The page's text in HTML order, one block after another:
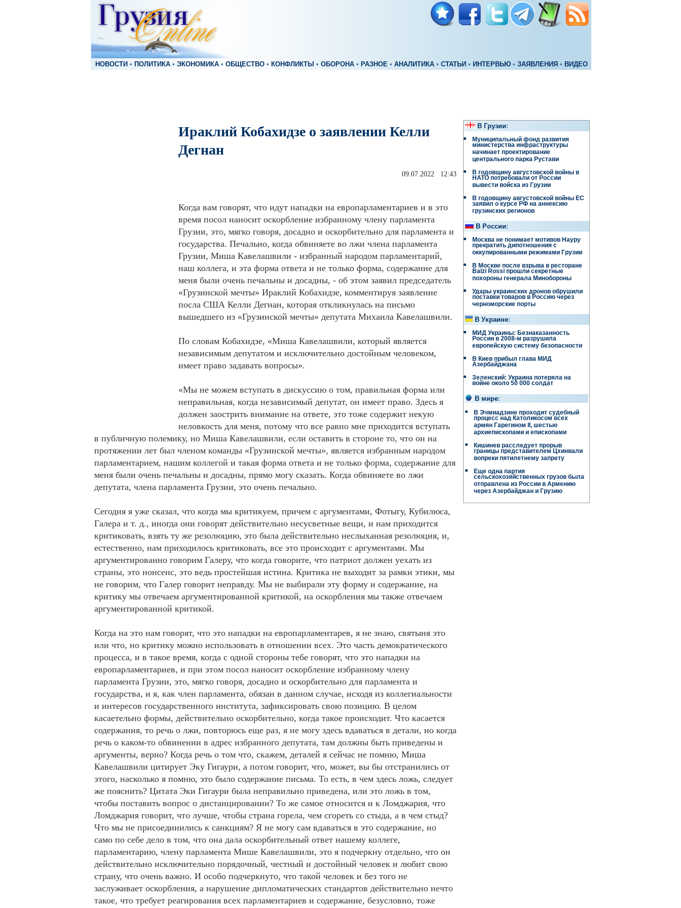
НОВОСТИ • ПОЛИТИКА • ЭКОНОМИКА • ОБЩЕСТВО • КОНФЛИКТЫ • ОБОРОНА • РАЗНОЕ • АНАЛИТИКА • СТАТЬИ • ИНТЕРВЬЮ • ЗАЯВЛЕНИЯ • ВИДЕО
Ираклий Кобахидзе о заявлении Келли
Дегнан
09.07.2022 12:43
Когда вам говорят, что идут нападки на европарламентариев и в это
время посол наносит оскорбление избранному члену парламента
Грузии, это, мягко говоря, досадно и оскорбительно для парламента и
государства. Печально, когда обвиняете во лжи члена парламента
Грузии, Миша Кавелашвили - избранный народом парламентарий,
наш коллега, и эта форма ответа и не только форма, содержание для
меня были очень печальны и досадны, - об этом заявил председатель
«Грузинской мечты» Ираклий Кобахидзе, комментируя заявление
посла США Келли Дегнан, которая откликнулась на письмо
вышедшего из «Грузинской мечты» депутата Михаила Кавелашвили.
По словам Кобахидзе, «Миша Кавелашвили, который является
независимым депутатом и исключительно достойным человеком,
имеет право задавать вопросы».
«Мы не можем вступать в дискуссию о том, правильная форма или
неправильная, когда независимый депутат, он имеет право. Здесь я
должен заострить внимание на ответе, это тоже содержит некую
неловкость для меня, потому что все равно мне приходится вступать
в публичную полемику, но Миша Кавелашвили, если оставить в стороне то, что он на
протяжении лет был членом команды «Грузинской мечты», является избранным народом
парламентарием, нашим коллегой и такая форма ответа и не только форма, содержание для
меня были очень печальны и досадны, прямо могу сказать. Когда обвиняете во лжи
депутата, члена парламента Грузии, это очень печально.
Сегодня я уже сказал, что когда мы критикуем, причем с аргументами, Фотыгу, Кубилюса,
Галера и т. д., иногда они говорят действительно несусветные вещи, и нам приходится
критиковать, взять ту же резолюцию, это была действительно неслыханная резолюция, и,
естественно, нам приходилось критиковать, все это происходит с аргументами. Мы
аргументированно говорим Галеру, что когда говорите, что патриот должен уехать из
страны, это нонсенс, это ведь простейшая истина. Критика не выходит за рамки этики, мы
не говорим, что Галер говорит неправду. Мы не выбирали эту форму и содержание, на
критику мы отвечаем аргументированной критикой, на оскорбления мы также отвечаем
аргументированной критикой.
Когда на это нам говорят, что это нападки на европарламентарев, я не знаю, святыня это
или что, но критику можно использовать в отношении всех. Это часть демократического
процесса, и в такое время, когда с одной стороны тебе говорят, что это нападки на
европарламентариев, и при этом посол наносит оскорбление избранному члену
парламента Грузии, это, мягко говоря, досадно и оскорбительно для парламента и
государства, и я, как член парламента, обязан в данном случае, исходя из коллегиальности
и интересов государственного института, зафиксировать свою позицию. В целом
касаетельно формы, действительно оскорбительно, когда такое происходит. Что касается
содержания, то речь о лжи, повторюсь еще раз, я не могу здесь вдаваться в детали, но когда
речь о каком-то обвинении в адрес избранного депутата, там должны быть приведены и
аргументы, верно? Когда речь о том что, скажем, деталей я сейчас не помню, Миша
Кавелашвили цитирует Эку Гигаури, а потом говорит, что, может, вы бы отстранились от
этого, насколько я помню, это было содержание письма. То есть, в чем здесь ложь, следует
же пояснить? Цитата Эки Гигаури была неправильно приведена, или это ложь в том,
чтобы поставить вопрос о дистанцировании? То же самое относится и к Ломджария, что
Ломджария говорит, что лучше, чтобы страна горела, чем сгореть со стыда, а в чем стыд?
Что мы не присоединились к санкциям? Я не могу сам вдаваться в это содержание, но
само по себе дело в том, что она дала оскорбительный ответ нашему коллеге,
парламентарию, члену парламента Мише Кавелашвили, это я подчеркну отдельно, что он
действительно исключительно порядочный, честный и достойный человек и любит свою
страну, что очень важно. И особо подчеркнуто, что такой человек и без того не
заслуживает оскорбления, а нарушение дипломатических стандартов действительно нечто
такое, что требует реагирования всех парламентариев и содержание, безусловно, тоже
В Грузии:
Муниципальный фонд развития
министерства инфраструктуры
начинает проектирование
центрального парка Рустави
В годовщину августовской войны в
НАТО потребовали от России
вывести войска из Грузии
В годовщину августовской войны ЕС
заявил о курсе РФ на аннексию
грузинских регионов
В России:
Москва не понимает мотивов Науру
прекратить дипотношения с
оккупированными режимами Грузии
В Москве после взрыва в ресторане
Balzi Rossi прошли секретные
похороны генерала Минобороны
Удары украинских дронов обрушили
поставки товаров в Россию через
черноморские порты
В Украине:
МИД Украины: Безнаказанность
России в 2008-м разрушила
европейскую систему безопасности
В Киев прибыл глава МИД
Азербайджана
Зеленский: Украина потеряла на
войне около 50 000 солдат
В мире:
В Эчмиадзине проходит судебный
процесс над Католикосом всех
армян Гарегином II, шестью
архиепископами и епископами
Кишинев расследует прорыв
границы представителем Цхинвали
вопреки пятилетнему запрету
Еще одна партия
сельскохозяйственных грузов была
отправлена ​​из России в Армению
через Азербайджан и Грузию